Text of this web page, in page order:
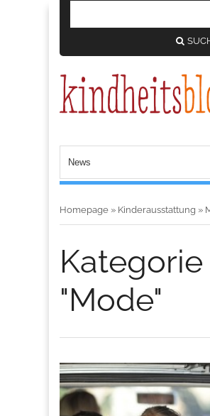
Homepage » Kinderausstattung »
Kategorie
"Mode"